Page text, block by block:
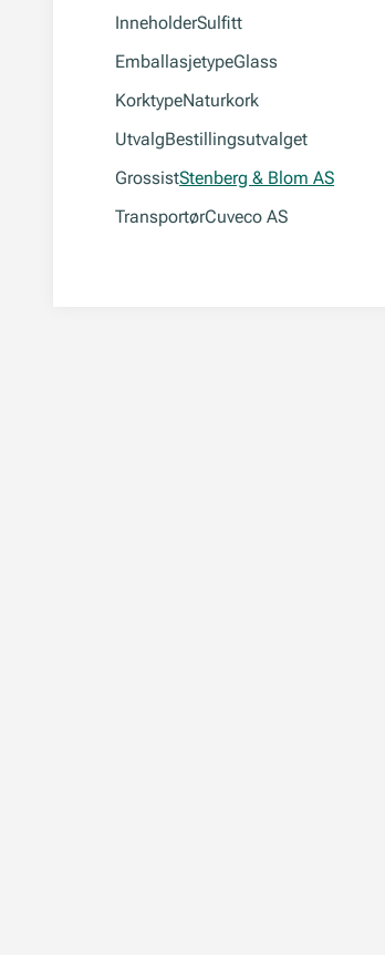
InneholderSulfitt
EmballasjetypeGlass
KorktypeNaturkork
UtvalgBestillingsutvalget
GrossistStenberg & Blom AS
TransportørCuveco AS